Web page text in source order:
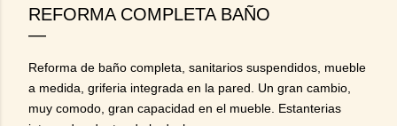
REFORMA COMPLETA BAÑO
Reforma de baño completa, sanitarios suspendidos, mueble
a medida, griferia integrada en la pared. Un gran cambio,
muy comodo, gran capacidad en el mueble. Estanterias